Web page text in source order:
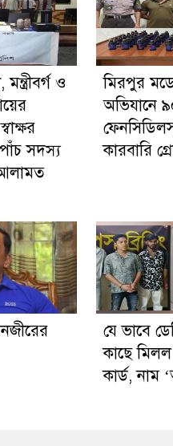
মন্ত্রীবর্গ ও
সদস্য
মিরপুর
অভিযানে
কারবারি
যে ভাবে
কাছে
কার্ড, নাম